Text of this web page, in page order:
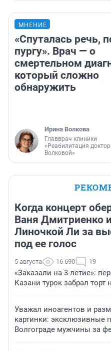
МНЕНИЕ
«Спуталась речь,
пургу». Врач — о
смертельном
который сложно
обнаружить
Ирина Волкова
Главврач клиники
«Реабилитация
Волковой»
Когда концерт
Ваня Дмитриенко
Линочкой Ли за
под ее голос
5 августа 16 690 19
«Заказали на 3-летие»:
Казани турок забрал
Уважал иноагентов и
картинки: эксклюзивные
Волгограде мужчины за